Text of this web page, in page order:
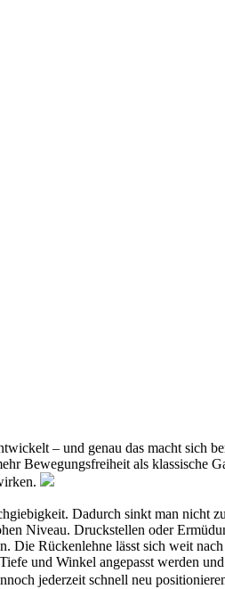
– und genau das macht sich
Bewegungsfreiheit als klassische
Dadurch sinkt man nicht
Niveau. Druckstellen oder
Rückenlehne lässt sich weit
und Winkel angepasst werden
jederzeit schnell neu